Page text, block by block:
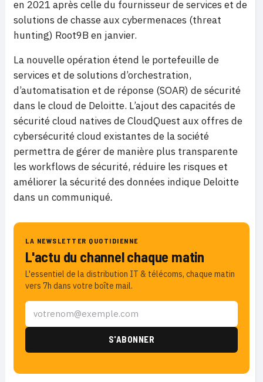
en 2021 après celle du fournisseur de services et de
solutions de chasse aux cybermenaces (threat
hunting) Root9B en janvier.
La nouvelle opération étend le portefeuille de
services et de solutions d’orchestration,
d’automatisation et de réponse (SOAR) de sécurité
dans le cloud de Deloitte. L’ajout des capacités de
sécurité cloud natives de CloudQuest aux offres de
cybersécurité cloud existantes de la société
permettra de gérer de manière plus transparente
les workflows de sécurité, réduire les risques et
améliorer la sécurité des données indique Deloitte
dans un communiqué.
LA NEWSLETTER QUOTIDIENNE
L'actu du channel chaque matin
L'essentiel de la distribution IT & télécoms, chaque matin
vers 7h dans votre boîte mail.